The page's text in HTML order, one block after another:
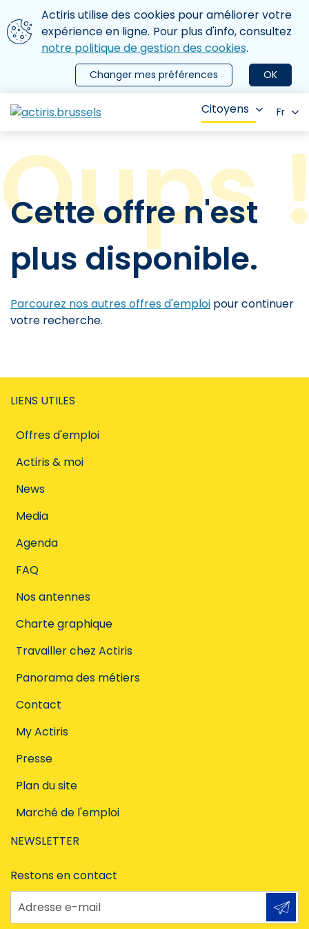
Aller au contenu principal
Nous utilisons des cookies
Actiris utilise des cookies pour améliorer votre
expérience en ligne. Pour plus d'info, consultez
notre politique de gestion des cookies.
OK
Changer mes préférences
le menu
Citoyens Fr
Cette offre n'est
plus disponible.
Parcourez nos autres offres d'emploi pour continuer
votre recherche.
LIENS UTILES
Offres d'emploi
Actiris & moi
News
Media
Agenda
FAQ
Nos antennes
Charte graphique
Travailler chez Actiris
Panorama des métiers
Contact
My Actiris
Presse
Plan du site
Marché de l'emploi
NEWSLETTER
Restons en contact
Adresse e-mail